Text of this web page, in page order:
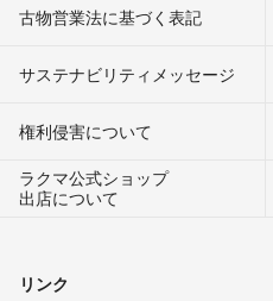
古物営業法に基づく表記
サステナビリティメッセージ
権利侵害について
ラクマ公式ショップ
出店について
リンク